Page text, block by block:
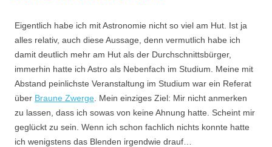
Eigentlich habe ich mit Astronomie nicht so viel am Hut. Ist ja
alles relativ, auch diese Aussage, denn vermutlich habe ich
damit deutlich mehr am Hut als der Durchschnittsbürger,
immerhin hatte ich Astro als Nebenfach im Studium. Meine mit
Abstand peinlichste Veranstaltung im Studium war ein Referat
über Braune Zwerge . Mein einziges Ziel: Mir nicht anmerken
zu lassen, dass ich sowas von keine Ahnung hatte. Scheint mir
geglückt zu sein. Wenn ich schon fachlich nichts konnte hatte
ich wenigstens das Blenden irgendwie drauf…